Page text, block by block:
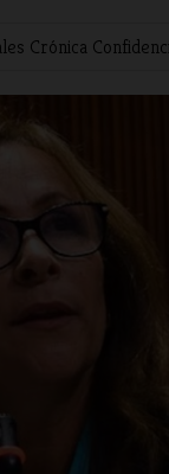
Crónica